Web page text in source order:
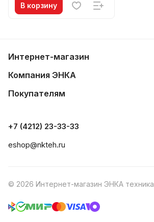
В корзину
Интернет-магазин
Компания ЭНКА
Покупателям
+7 (4212) 23-33-33
eshop@nkteh.ru
© 2026 Интернет-магазин ЭНКА техника